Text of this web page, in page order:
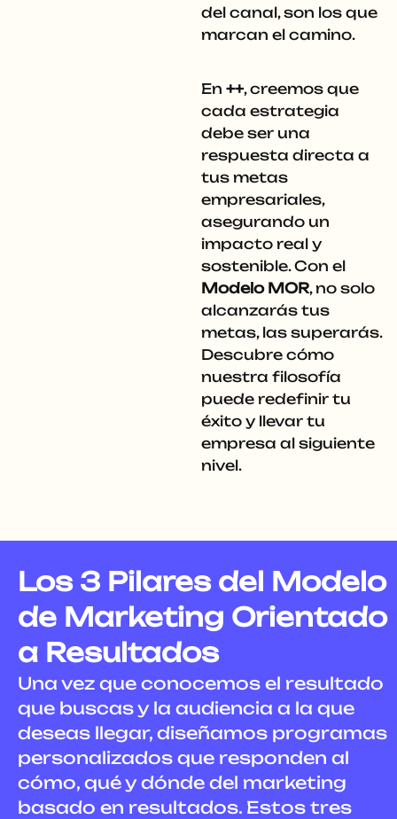
del canal, son los que
marcan el camino.
En ++, creemos que
cada estrategia
debe ser una
respuesta directa a
tus metas
empresariales,
asegurando un
impacto real y
sostenible. Con el
Modelo MOR, no solo
alcanzarás tus
metas, las superarás.
Descubre cómo
nuestra filosofía
puede redefinir tu
éxito y llevar tu
empresa al siguiente
nivel.
Los 3 Pilares del Modelo
de Marketing Orientado
a Resultados
Una vez que conocemos el resultado
que buscas y la audiencia a la que
deseas llegar, diseñamos programas
personalizados que responden al
cómo, qué y dónde del marketing
basado en resultados. Estos tres